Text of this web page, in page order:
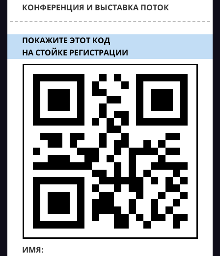
КОНФЕРЕНЦИЯ И ВЫСТАВКА ПОТОК
ПОКАЖИТЕ ЭТОТ КОД
НА СТОЙКЕ РЕГИСТРАЦИИ
ИМЯ: